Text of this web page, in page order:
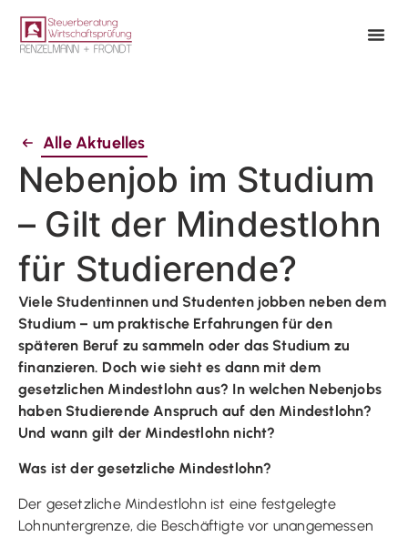
Alle Aktuelles
Nebenjob im Studium
– Gilt der Mindestlohn
für Studierende?
Viele Studentinnen und Studenten jobben neben dem
Studium – um praktische Erfahrungen für den
späteren Beruf zu sammeln oder das Studium zu
finanzieren. Doch wie sieht es dann mit dem
gesetzlichen Mindestlohn aus? In welchen Nebenjobs
haben Studierende Anspruch auf den Mindestlohn?
Und wann gilt der Mindestlohn nicht?
Was ist der gesetzliche Mindestlohn?
Der gesetzliche Mindestlohn ist eine festgelegte
Lohnuntergrenze, die Beschäftigte vor unangemessen